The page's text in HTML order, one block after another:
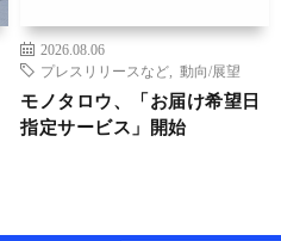
2026.08.06
プレスリリースなど
動向/展望
モノタロウ、「お届け希望日
指定サービス」開始